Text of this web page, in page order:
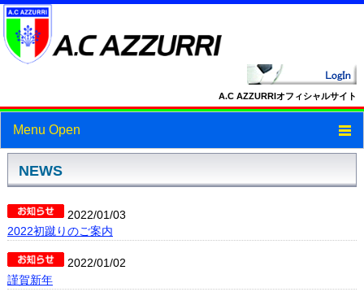
A.C AZZURRIオフィシャルサイト
Menu Open
トップ
スケジュール
スタッフ・選手紹介
NEWS
2022/01/03
2022初蹴りのご案内
2022/01/02
謹賀新年